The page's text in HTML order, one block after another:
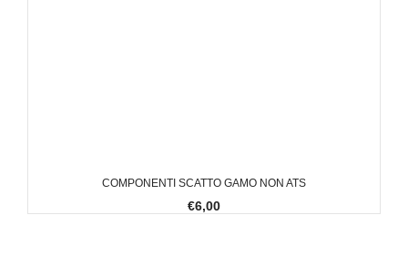
COMPONENTI SCATTO GAMO NON ATS
€6,00